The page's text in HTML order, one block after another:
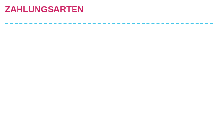
ZAHLUNGSARTEN